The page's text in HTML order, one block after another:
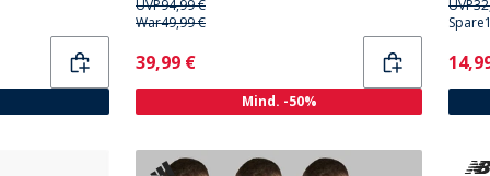
UVP94,99 €
War49,99 €
Current
39,99 €
Mind. -50%
UVP
Spare